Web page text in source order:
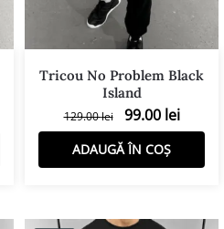
Tricou No Problem Black
Island
129.00lei 99.00 lei
ADAUGĂ ÎN COȘ